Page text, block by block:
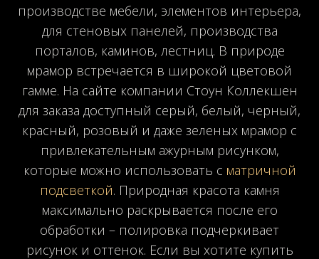
производстве мебели, элементов интерьера,
для стеновых панелей, производства
порталов, каминов, лестниц. В природе
мрамор встречается в широкой цветовой
гамме. На сайте компании Стоун Коллекшен
для заказа доступный серый, белый, черный,
красный, розовый и даже зеленых мрамор с
привлекательным ажурным рисунком,
которые можно использовать с матричной
подсветкой. Природная красота камня
максимально раскрывается после его
обработки – полировка подчеркивает
рисунок и оттенок. Если вы хотите купить